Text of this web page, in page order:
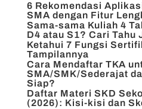
6 Rekomendasi
SMA dengan Fitur
Sama-sama Kuliah 4
D4 atau S1? Cari Tahu
Ketahui 7 Fungsi
Tampilannya
Cara Mendaftar TKA
SMA/SMK/Sederajat
Siap?
Daftar Materi SKD
(2026): Kisi-kisi dan